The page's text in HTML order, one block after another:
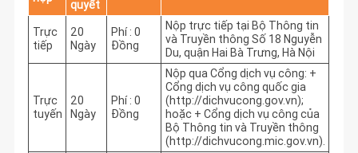
quyết
Trực
tiếp
20
Ngày
Phí : 0
Đồng
Nộp trực tiếp tại Bộ Thông tin
và Truyền thông Số 18 Nguyễn
Du, quận Hai Bà Trưng, Hà Nội
Trực
tuyến
20
Ngày
Phí : 0
Đồng
Nộp qua Cổng dịch vụ công: +
Cổng dịch vụ công quốc gia
(http://dichvucong.gov.vn);
hoặc + Cổng dịch vụ công của
Bộ Thông tin và Truyền thông
(http://dichvucong.mic.gov.vn).